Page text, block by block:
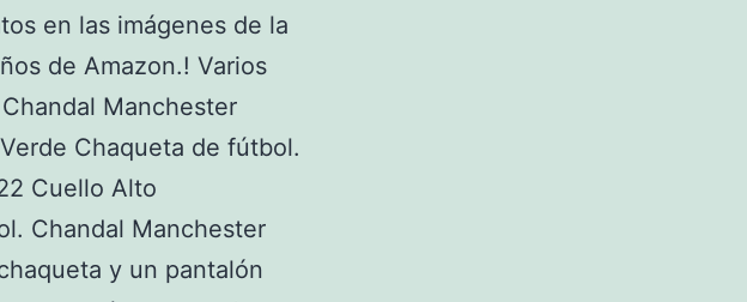
en las imágenes de la
de Amazon.! Varios
Manchester
Chaqueta de fútbol.
Cuello Alto
Chandal Manchester
y un pantalón